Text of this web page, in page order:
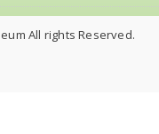
All rights Reserved.